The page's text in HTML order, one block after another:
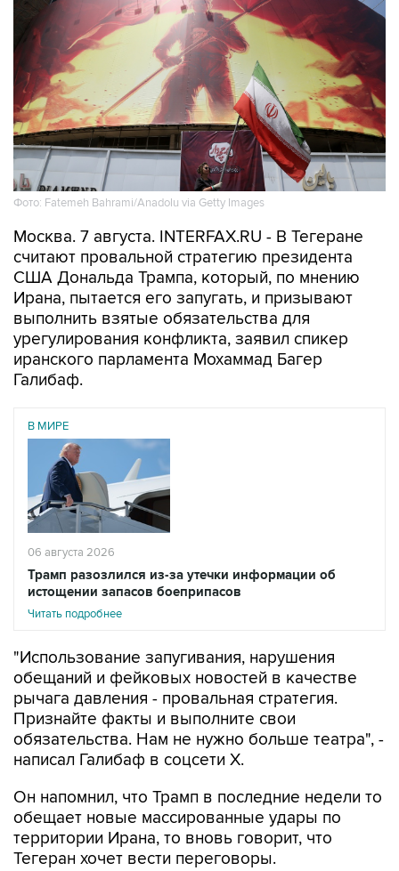
Фото: Fatemeh Bahrami/Anadolu via Getty Images
Москва. 7 августа. INTERFAX.RU - В Тегеране
считают провальной стратегию президента
США Дональда Трампа, который, по мнению
Ирана, пытается его запугать, и призывают
выполнить взятые обязательства для
урегулирования конфликта, заявил спикер
иранского парламента Мохаммад Багер
Галибаф.
В МИРЕ
06 августа 2026
Трамп разозлился из-за утечки информации об
истощении запасов боеприпасов
Читать подробнее
"Использование запугивания, нарушения
обещаний и фейковых новостей в качестве
рычага давления - провальная стратегия.
Признайте факты и выполните свои
обязательства. Нам не нужно больше театра", -
написал Галибаф в соцсети X.
Он напомнил, что Трамп в последние недели то
обещает новые массированные удары по
территории Ирана, то вновь говорит, что
Тегеран хочет вести переговоры.